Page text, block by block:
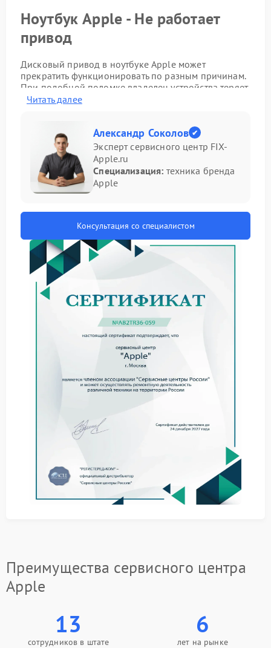
Ноутбук Apple - Не работает
привод
Дисковый привод в ноутбуке Apple может
прекратить функционировать по разным причинам.
При подобной поломке владелец устройства теряет
возможность чтения дисков, что ограничивает
специалистам для профессиональной диагностики
и последующего устранения проблемы. Ремонт
Apple в квалифицированной мастерской позволяет
вернуть работоспособность компоненту.
Основные причины выхода из строя привода:
Накопление пыли и мелкого мусора внутри
механизма.
Износ или механическое повреждение лазерной
головки.
Сбой логической платы управления приводом.
Для точного определения причины неполадки
требуется специальное оборудование.
Своевременный и правильный ремонт
предотвращает усугубление ситуации. Сервис Apple
предполагает детальный анализ устройства, что
гарантирует точность определения неисправности.
Этапы работы при обращении в мастерскую:
Первичный осмотр ноутбука и тестирование
После завершения всех процедур выполняется
сборка и финальное тестирование. Для решения
этой задачи рекомендуем обратиться в
инженеры такого центра проведут все работы
оперативно и с надлежащим качеством, используя
оригинальные комплектующие.
Читать далее
Александр Соколов
Эксперт сервисного центр FIX-
Apple.ru
Специализация: техника бренда
Apple
Консультация со специалистом
Преимущества сервисного центра
Apple
13
сотрудников в штате
6
лет на рынке